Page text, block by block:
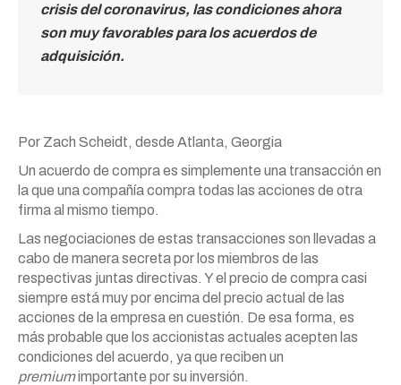
crisis del coronavirus, las condiciones ahora
son muy favorables para los acuerdos de
adquisición.
Por Zach Scheidt, desde Atlanta, Georgia
Un acuerdo de compra es simplemente una transacción en
la que una compañía compra todas las acciones de otra
firma al mismo tiempo.
Las negociaciones de estas transacciones son llevadas a
cabo de manera secreta por los miembros de las
respectivas juntas directivas. Y el precio de compra casi
siempre está muy por encima del precio actual de las
acciones de la empresa en cuestión. De esa forma, es
más probable que los accionistas actuales acepten las
condiciones del acuerdo, ya que reciben un
premiumimportante por su inversión.